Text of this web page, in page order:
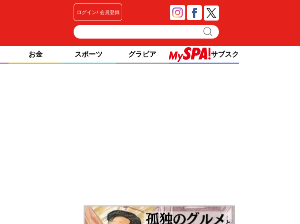
ログイン 会員登録
お金 スポーツ グラビア サブスク